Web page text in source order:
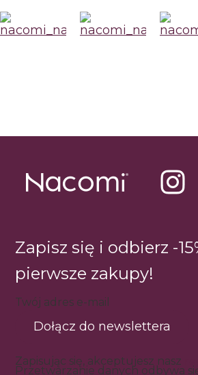
Zapisz się i odbierz -
pierwsze zakupy!
Twój adres e-mail
Dołącz do newslettera
Zapisując się, akceptujesz nasz
Przetwarzanie danych odbywa